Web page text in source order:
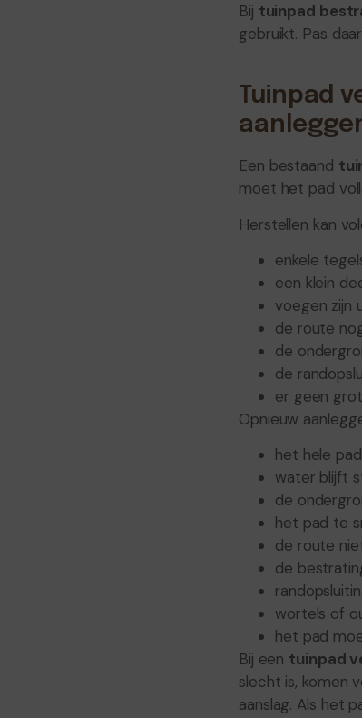
Bij tuinpad
gebruikt. Pas
Tuinpad
Een bestaand
moet het pad
Herstellen kan
enkele
een klein
voegen zijn
de route
de
de
er geen
Opnieuw
het hele
water blijft
de
het pad te
de route
de
wortels of
het pad
Bij een tuinpad
slecht is, komen
aanslag. Als het